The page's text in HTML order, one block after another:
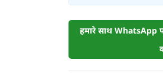
हमारे साथ WhatsApp